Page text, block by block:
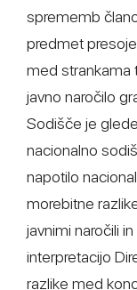
sprememb
predmet
med strankama
javno naročilo
Sodišče je
nacionalno
napotilo
morebitne
javnimi naročili
interpretacijo
razlike med